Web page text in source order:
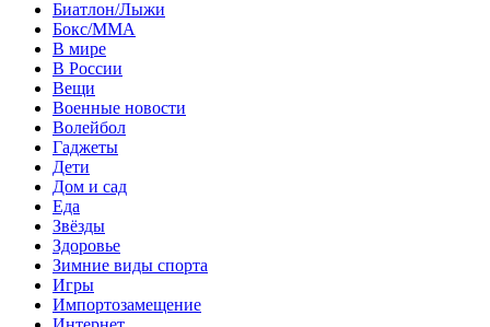
Биатлон/Лыжи
Бокс/MMA
В мире
В России
Вещи
Военные новости
Волейбол
Гаджеты
Дети
Дом и сад
Еда
Звёзды
Здоровье
Зимние виды спорта
Игры
Импортозамещение